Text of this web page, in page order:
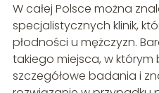
W całej Polsce można
specjalistycznych klinik,
płodności u mężczyzn.
takiego miejsca, w
szczegółowe badania i